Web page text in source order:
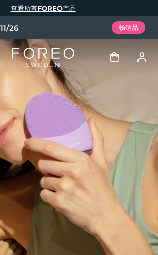
查看所有FOREO产品
26 畅销品
用户信息
我的设备
我的订单
我的地址
我的订阅
Tech Elixir
Set
Deutsch
Español
Italiano
Português
Svenska
Русский
简体中文 繁體中文